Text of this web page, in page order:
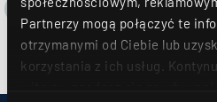
Partnerzy mogą połączyć te
otrzymanymi od Ciebie lub
korzystania z ich usług.